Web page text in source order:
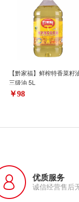
【黔家福】鲜榨特香菜籽
三级油 5L
￥98
优质服务
诚信经营售后